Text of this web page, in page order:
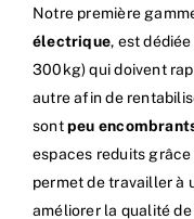
Notre première
électrique, est
300kg) qui doivent
autre afin de
sontpeu
espaces reduits
permet de travailler à
améliorer la qualité